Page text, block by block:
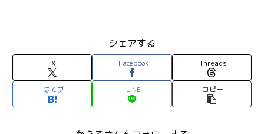
シェアする
X Facebook Threads
はてブ LINE コピー